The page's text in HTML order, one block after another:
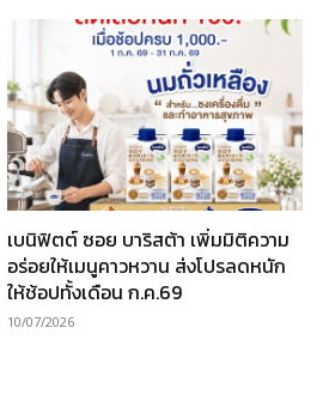
เบนิฟิตต์ ซอย บาริสต้า เพิ่มมิติความ
อร่อยให้เมนูคาวหวาน ส่งโปรลดหนัก
ให้ช้อปทั้งเดือน ก.ค.69
10/07/2026